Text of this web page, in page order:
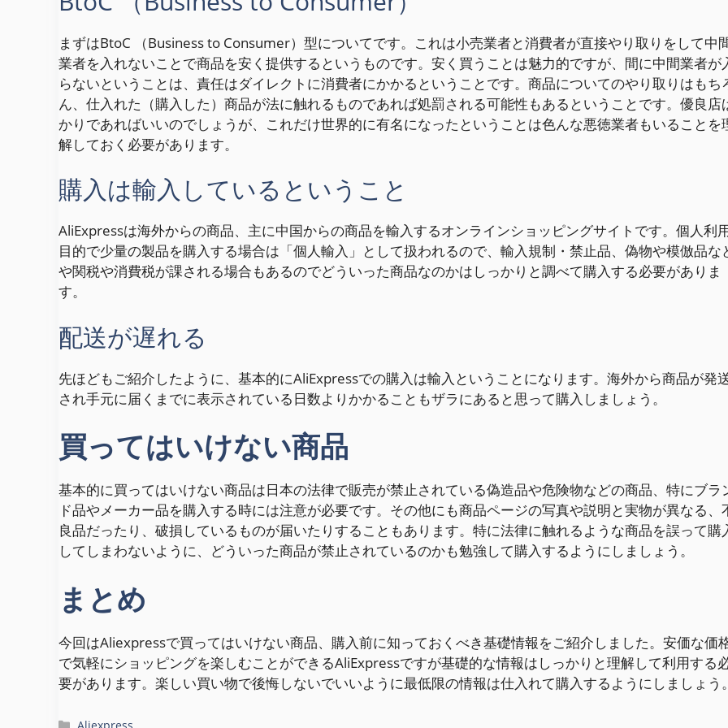
まずはBtoC （Business to Consumer）型についてです。これは小売業者と消費者が直接やり取りをして中
業者を入れないことで商品を安く提供するというものです。安く買うことは魅力的ですが、間に中間業者が
らないということは、責任はダイレクトに消費者にかかるということです。商品についてのやり取りはもち
ん、仕入れた（購入した）商品が法に触れるものであれば処罰される可能性もあるということです。優良店
かりであればいいのでしょうが、これだけ世界的に有名になったということは色んな悪徳業者もいることを
解しておく必要があります。
購入は輸入しているということ
AliExpressは海外からの商品、主に中国からの商品を輸入するオンラインショッピングサイトです。個人利
目的で少量の製品を購入する場合は「個人輸入」として扱われるので、輸入規制・禁止品、偽物や模倣品な
や関税や消費税が課される場合もあるのでどういった商品なのかはしっかりと調べて購入する必要がありま
す。
配送が遅れる
先ほどもご紹介したように、基本的にAliExpressでの購入は輸入ということになります。海外から商品が発
され手元に届くまでに表示されている日数よりかかることもザラにあると思って購入しましょう。
買ってはいけない商品
基本的に買ってはいけない商品は日本の法律で販売が禁止されている偽造品や危険物などの商品、特にブラ
ド品やメーカー品を購入する時には注意が必要です。その他にも商品ページの写真や説明と実物が異なる、
良品だったり、破損しているものが届いたりすることもあります。特に法律に触れるような商品を誤って購
してしまわないように、どういった商品が禁止されているのかも勉強して購入するようにしましょう。
まとめ
今回はAliexpressで買ってはいけない商品、購入前に知っておくべき基礎情報をご紹介しました。安価な価
で気軽にショッピングを楽しむことができるAliExpressですが基礎的な情報はしっかりと理解して利用する
要があります。楽しい買い物で後悔しないでいいように最低限の情報は仕入れて購入するようにしましょう。
カ
Aliexpress